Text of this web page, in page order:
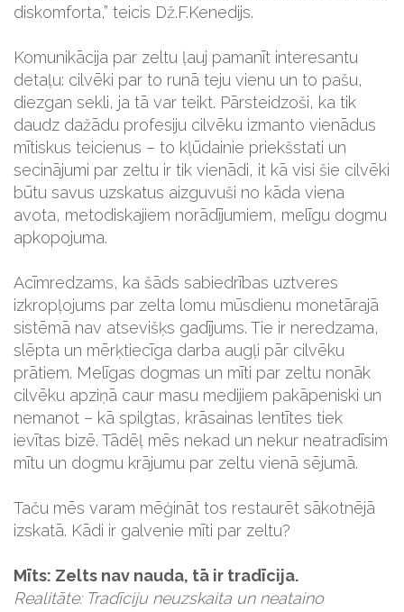
diskomforta,” teicis Dž.F.Kenedijs.
Komunikācija par zeltu ļauj pamanīt interesantu
detaļu: cilvēki par to runā teju vienu un to pašu,
diezgan sekli, ja tā var teikt. Pārsteidzoši, ka tik
daudz dažādu profesiju cilvēku izmanto vienādus
mītiskus teicienus – to kļūdainie priekšstati un
secinājumi par zeltu ir tik vienādi, it kā visi šie cilvēki
būtu savus uzskatus aizguvuši no kāda viena
avota, metodiskajiem norādījumiem, melīgu dogmu
apkopojuma.
Acīmredzams, ka šāds sabiedrības uztveres
izkropļojums par zelta lomu mūsdienu monetārajā
sistēmā nav atsevišķs gadījums. Tie ir neredzama,
slēpta un mērķtiecīga darba augļi pār cilvēku
prātiem. Melīgas dogmas un mīti par zeltu nonāk
cilvēku apziņā caur masu medijiem pakāpeniski un
nemanot – kā spilgtas, krāsainas lentītes tiek
ievītas bizē. Tādēļ mēs nekad un nekur neatradīsim
mītu un dogmu krājumu par zeltu vienā sējumā.
Taču mēs varam mēģināt tos restaurēt sākotnējā
izskatā. Kādi ir galvenie mīti par zeltu?
Mīts: Zelts nav nauda, tā ir tradīcija.
Realitāte: Tradīciju neuzskaita un neataino